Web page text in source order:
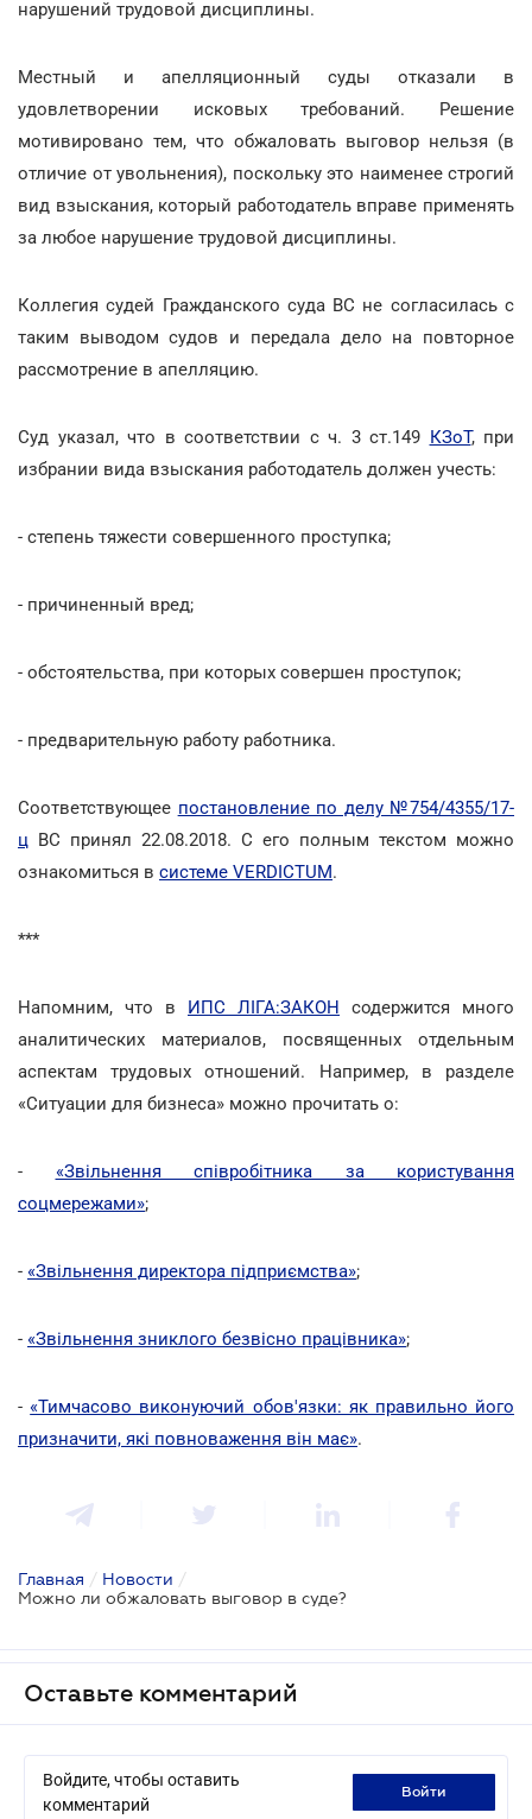
нарушений трудовой дисциплины.
Местный и апелляционный суды отказали в
удовлетворении исковых требований. Решение
мотивировано тем, что обжаловать выговор нельзя (в
отличие от увольнения), поскольку это наименее строгий
вид взыскания, который работодатель вправе применять
за любое нарушение трудовой дисциплины.
Коллегия судей Гражданского суда ВС не согласилась с
таким выводом судов и передала дело на повторное
рассмотрение в апелляцию.
Суд указал, что в соответствии с ч. 3 ст.149 КЗоТ, при
избрании вида взыскания работодатель должен учесть:
- степень тяжести совершенного проступка;
- причиненный вред;
- обстоятельства, при которых совершен проступок;
- предварительную работу работника.
Соответствующее постановление по делу №754/4355/17-
ц ВС принял 22.08.2018. С его полным текстом можно
ознакомиться в системе VERDICTUM.
***
Напомним, что в ИПС ЛІГА:ЗАКОН содержится много
аналитических материалов, посвященных отдельным
аспектам трудовых отношений. Например, в разделе
«Ситуации для бизнеса» можно прочитать о:
- «Звільнення співробітника за користування
соцмережами»;
- «Звільнення директора підприємства»;
- «Звільнення зниклого безвісно працівника»;
- «Тимчасово виконуючий обов'язки: як правильно його
призначити, які повноваження він має».
Главная / Новости /
Можно ли обжаловать выговор в суде?
Оставьте комментарий
Войдите, чтобы оставить
комментарий
войти